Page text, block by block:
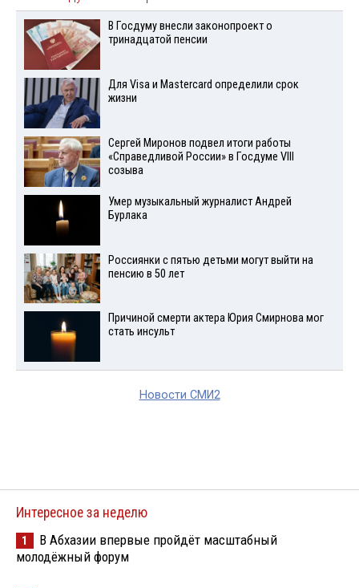
В Госдуму внесли законопроект о
тринадцатой пенсии
Для Visа и Mastercard определили срок
жизни
Сергей Миронов подвел итоги работы
«Справедливой России» в Госдуме VIII
созыва
Умер музыкальный журналист Андрей
Бурлака
Россиянки с пятью детьми могут выйти на
пенсию в 50 лет
Причиной смерти актера Юрия Смирнова мог
стать инсульт
Новости СМИ2
Интересное за неделю
1
В Абхазии впервые пройдёт масштабный
молодёжный форум